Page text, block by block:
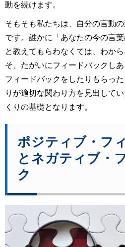
動を続けます。
そもそも私たちは、自分の言動
です。誰かに「あなたの今の言
と教えてもらわなくては、わか
そ、たがいにフィードバックし
フィードバックをしたりもらっ
りが適切な関わり方を見出して
くりの基礎となります。
ポジティブ・フ
とネガティブ・
ク